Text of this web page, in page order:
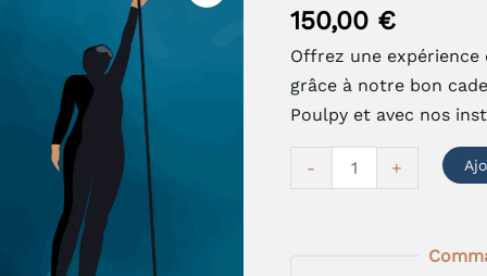
150,00 €
Offrez une expérience
grâce à notre bon
Poulpy et avec nos
-
Bon
cadeau
-
Coaching
+